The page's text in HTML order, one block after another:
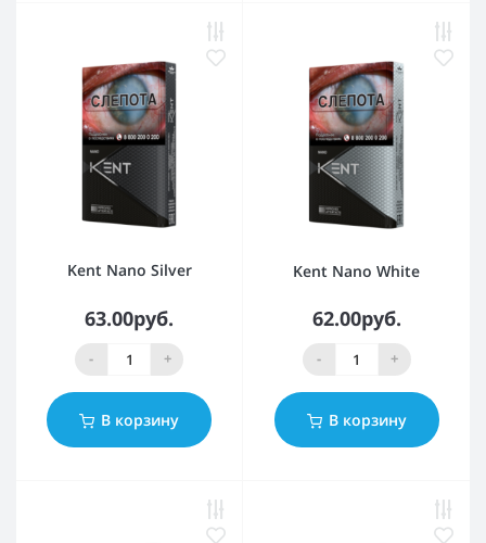
Kent Nano Silver
63.00руб.
- +
В корзину
Kent Nano White
62.00руб.
- +
В корзину